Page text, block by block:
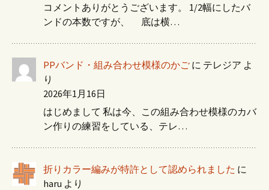
コメントありがとうございます。 1/2幅にしたバ
ンドの本数ですが、 底は横…
PPバンド・組み合わせ模様のかご に テレジア よ
り
2026年1月16日
はじめまして 私は今、この組み合わせ模様のカバ
ン作りの練習をしている、テレ…
折りカラー編みが特許として認められました に
haru より